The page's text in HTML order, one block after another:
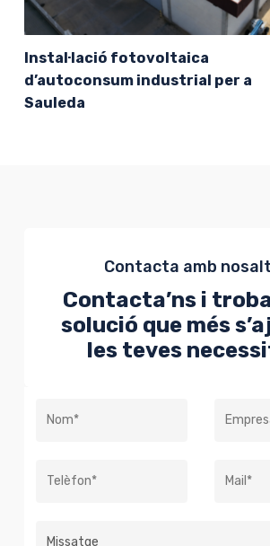
Instal·lació fotovoltaica
d’autoconsum industrial per a
Sauleda
Contacta amb
Contacta’ns i
solució que més
les teves